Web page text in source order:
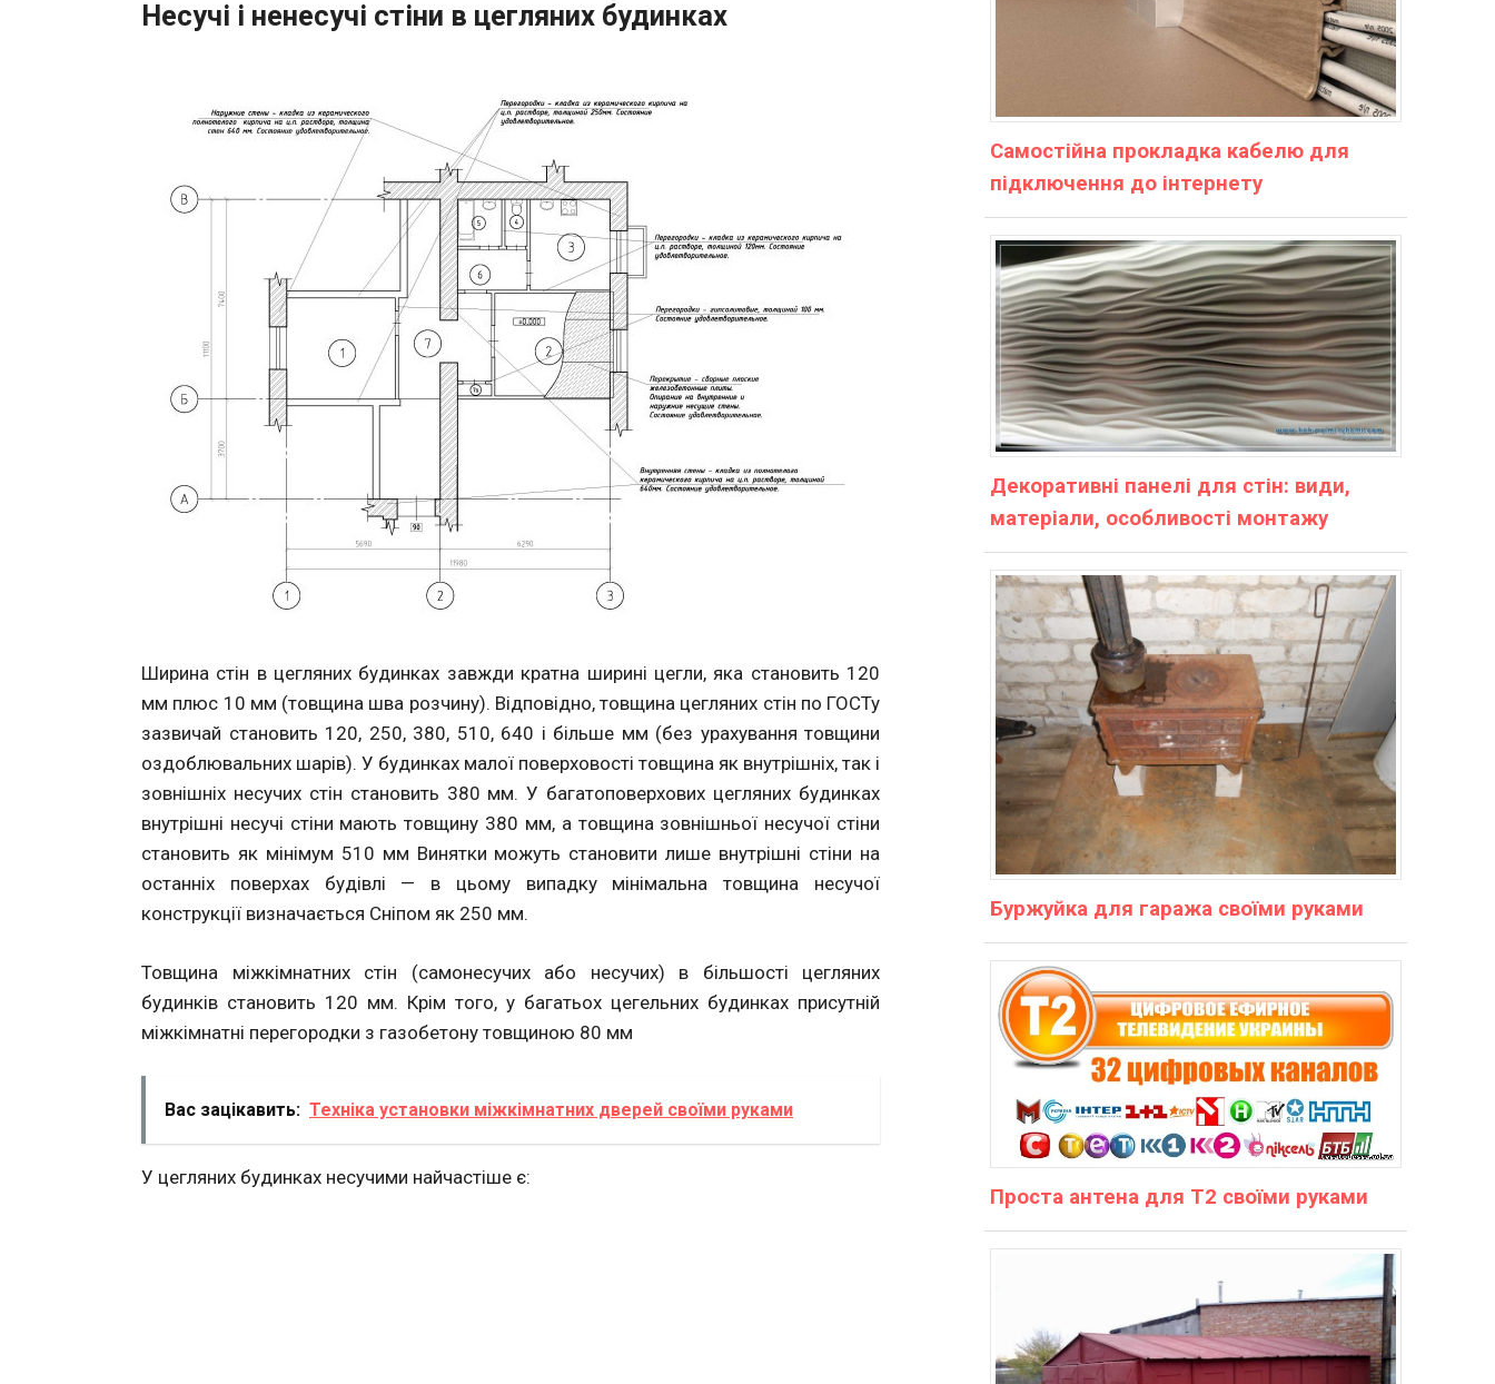
Несучі і ненесучі стіни в цегляних будинках
Ширина стін в цегляних будинках завжди кратна ширині цегли, яка становить 120
мм плюс 10 мм (товщина шва розчину). Відповідно, товщина цегляних стін по ГОСТу
зазвичай становить 120, 250, 380, 510, 640 і більше мм (без урахування товщини
оздоблювальних шарів). У будинках малої поверховості товщина як внутрішніх, так і
зовнішніх несучих стін становить 380 мм. У багатоповерхових цегляних будинках
внутрішні несучі стіни мають товщину 380 мм, а товщина зовнішньої несучої стіни
становить як мінімум 510 мм Винятки можуть становити лише внутрішні стіни на
останніх поверхах будівлі — в цьому випадку мінімальна товщина несучої
конструкції визначається Сніпом як 250 мм.
Товщина міжкімнатних стін (самонесучих або несучих) в більшості цегляних
будинків становить 120 мм. Крім того, у багатьох цегельних будинках присутній
міжкімнатні перегородки з газобетону товщиною 80 мм
Вас зацікавить: Техніка установки міжкімнатних дверей своїми руками
У цегляних будинках несучими найчастіше є:
Самостійна прокладка кабелю для
підключення до інтернету
Декоративні панелі для стін: види,
матеріали, особливості монтажу
Буржуйка для гаража своїми руками
Проста антена для Т2 своїми руками